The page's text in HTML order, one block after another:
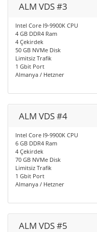
ALM VDS #3
Intel Core I9-9900K CPU
4 GB DDR4 Ram
4 Çekirdek
50 GB NVMe Disk
Limitsiz Trafik
1 Gbit Port
Almanya / Hetzner
ALM VDS #4
Intel Core I9-9900K CPU
6 GB DDR4 Ram
4 Çekirdek
70 GB NVMe Disk
Limitsiz Trafik
1 Gbit Port
Almanya / Hetzner
ALM VDS #5